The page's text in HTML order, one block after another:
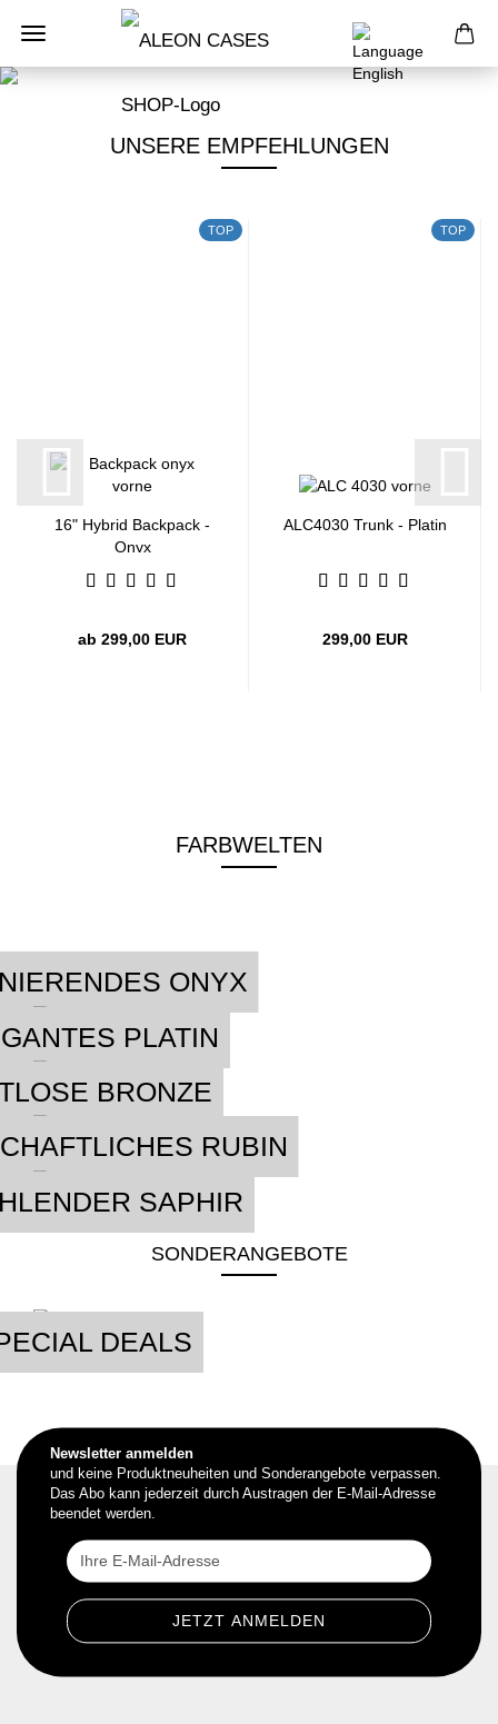
UNSERE EMPFEHLUNGEN
TOP
16" Hybrid Backpack -
Onyx
ab 299,00 EUR
TOP
ALC4030 Trunk - Platin
299,00 EUR
FARBWELTEN
ONYX
PLATIN
BRONZE
RUBIN
SAPHIR
SONDERANGEBOTE
DEALS
Newsletter anmelden
und keine Produktneuheiten und Sonderangebote verpassen.
Das Abo kann jederzeit durch Austragen der E-Mail-Adresse
beendet werden.